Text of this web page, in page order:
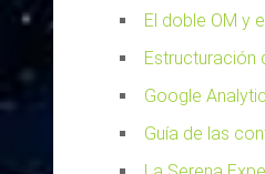
El doble OM y
Estructuración
Google
Guía de las